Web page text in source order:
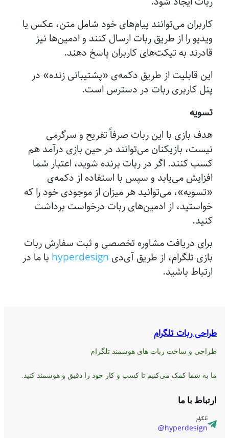
کاربران می‌توانند پیام‌های خود شامل متن، عکس یا
ویدیو را از طریق ربات ارسال کنند و ادمین‌ها نیز
قادرند به تیکت‌های کاربران پاسخ دهند.
این قابلیت از طریق دکمه‌ی «پشتیبانی زنده» در
پنل کاربری ربات در دسترس است.
تسویه
هدف بازی با این ربات صرفاً تفریح و سرگرمی
نیست، بازیکنان می‌توانند در حین بازی درآمد هم
کسب کنند. اگر در ربات برنده شوید، اعتبار شما
افزایش می‌یابد و سپس با استفاده از دکمه‌ی
«تسویه»، می‌توانید هر میزان از موجودی خود را که
خواستید، از ادمین‌های ربات درخواست برداشت
کنید.
برای دریافت مشاوره تخصصی و ثبت سفارش ربات
بازی تلگرام، از طریق آی‌دی hyperdesign با ما در
ارتباط باشید.
طراحی ربات تلگرام
طراحی و ساخت ربات های هوشمند تلگرام
ما به شما کمک می‌کنیم تا کسب و کار خود را دقیق و هوشمند کنید.
ارتباط با ما
تلگرام
hyperdesign@